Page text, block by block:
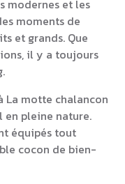
modernes et les
moments de
et grands. Que
il y a toujours
motte chalancon
en pleine nature.
équipés tout
cocon de bien-